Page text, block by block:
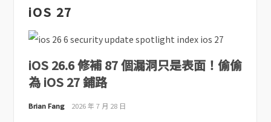
iOS 27
iOS 26.6 修補 87 個漏洞只是表面！偷偷
為 iOS 27 鋪路
Brian Fang 2026 年 7 月 28 日